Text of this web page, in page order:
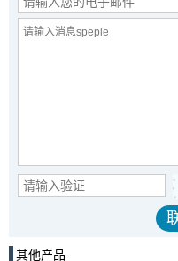
其他产品